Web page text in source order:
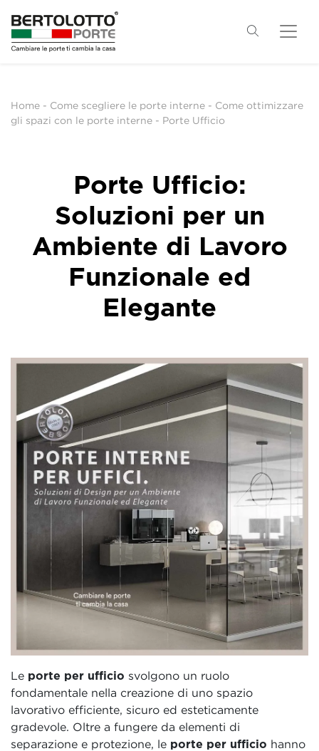
Home - Come scegliere le porte interne - Come ottimizzare
gli spazi con le porte interne - Porte Ufficio
Porte Ufficio:
Soluzioni per un
Ambiente di Lavoro
Funzionale ed
Elegante
Le porte per ufficio svolgono un ruolo
fondamentale nella creazione di uno spazio
lavorativo efficiente, sicuro ed esteticamente
gradevole. Oltre a fungere da elementi di
separazione e protezione, le porte per ufficio hanno